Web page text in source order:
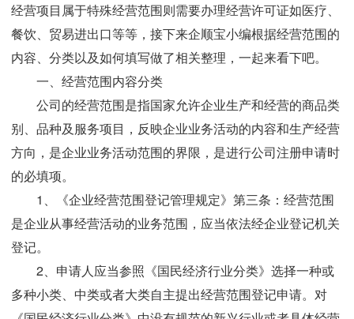
经营项目属于特殊经营范围则需要办理经营许可证如医疗、
餐饮、贸易进出口等等，接下来企顺宝小编根据经营范围的
内容、分类以及如何填写做了相关整理，一起来看下吧。
一、经营范围内容分类
公司的经营范围是指国家允许企业生产和经营的商品类
别、品种及服务项目，反映企业业务活动的内容和生产经营
方向，是企业业务活动范围的界限，是进行公司注册申请时
的必填项。
1、《企业经营范围登记管理规定》第三条：经营范围
是企业从事经营活动的业务范围，应当依法经企业登记机关
登记。
2、申请人应当参照《国民经济行业分类》选择一种或
多种小类、中类或者大类自主提出经营范围登记申请。对